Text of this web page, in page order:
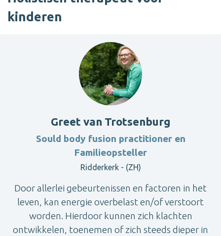
kinderen
Greet van Trotsenburg
Sould body fusion practitioner en
Familieopsteller
Ridderkerk - (ZH)
Door allerlei gebeurtenissen en factoren in het
leven, kan energie overbelast en/of verstoort
worden. Hierdoor kunnen zich klachten
ontwikkelen, toenemen of zich steeds dieper in